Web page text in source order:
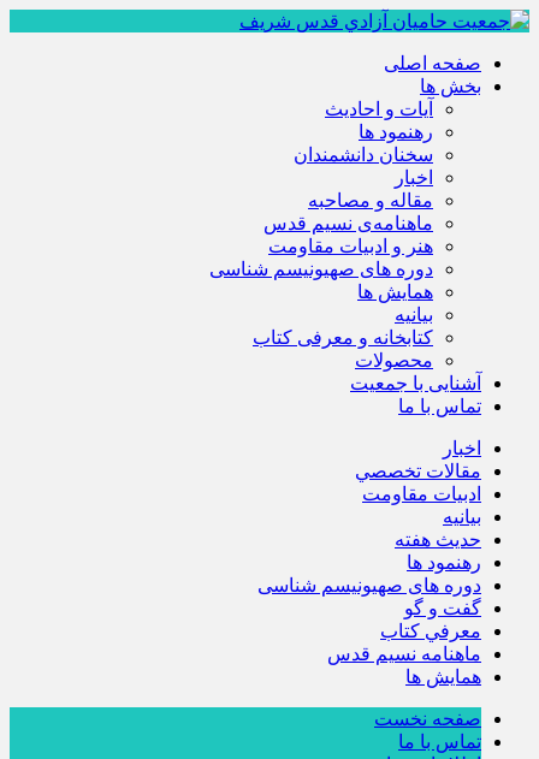
صفحه اصلی
بخش ها
آیات و احادیث
رهنمود ها
سخنان دانشمندان
اخبار
مقاله و مصاحبه
ماهنامه‌ی نسیم قدس
هنر و ادبیات مقاومت
دوره های صهیونیسم شناسی
همايش ها
بيانيه
کتابخانه و معرفی کتاب
محصولات
آشنایی با جمعیت
تماس با ما
اخبار
مقالات تخصصي
ادبيات مقاومت
بيانيه
حديث هفته
رهنمود ها
دوره های صهیونیسم شناسی
گفت و گو
معرفي كتاب
ماهنامه نسيم قدس
همايش ها
صفحه نخست
تماس با ما